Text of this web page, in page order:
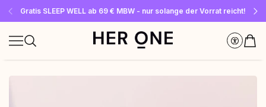
Gratis SLEEP WELL ab 69 € MBW - nur solange der Vorrat reicht!
Jetzt Newsletter abonnieren und 10 €-Gutschein sichern
Bis zu 30 % sparen mit unseren Spar-Abos